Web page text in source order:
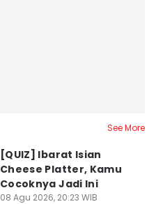
See More
[QUIZ] Ibarat Isian
Cheese Platter, Kamu
Cocoknya Jadi Ini
08 Agu 2026, 20:23 WIB